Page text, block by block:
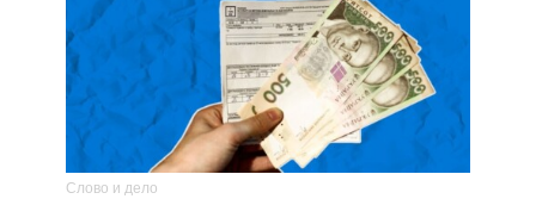
Слово и дело